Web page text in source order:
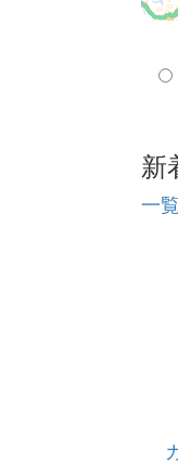
新
一